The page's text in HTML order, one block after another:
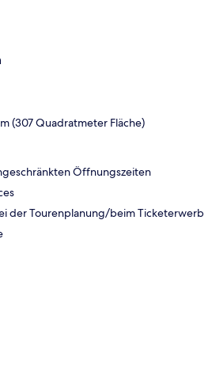
(307 Quadratmeter Fläche)
Öffnungszeiten
der Tourenplanung/beim Ticketerwerb